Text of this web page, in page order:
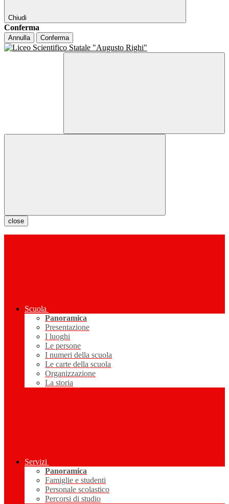
Chiudi
Conferma
Annulla Conferma
close
Scuola
Panoramica
Presentazione
I luoghi
Le persone
I numeri della scuola
Le carte della scuola
Organizzazione
La storia
Servizi
Panoramica
Famiglie e studenti
Personale scolastico
Percorsi di studio